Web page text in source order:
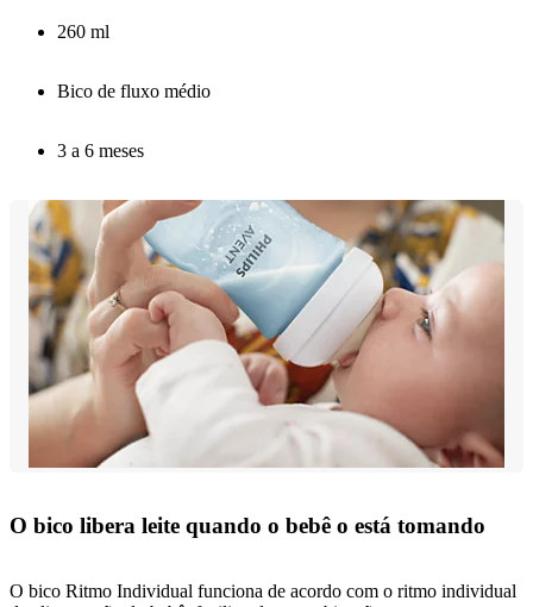
260 ml
Bico de fluxo médio
3 a 6 meses
O bico libera leite quando o bebê o está tomando
O bico Ritmo Individual funciona de acordo com o ritmo individual